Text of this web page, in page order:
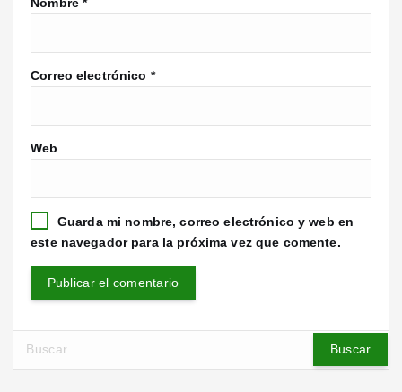
Correo electrónico *
Web
Guarda mi nombre, correo electrónico y web en
este navegador para la próxima vez que comente.